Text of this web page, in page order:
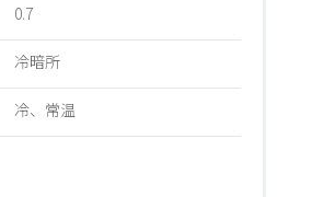
0.7
冷暗所
冷、常温